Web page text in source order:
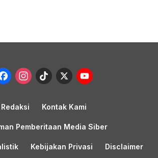
Facebook
Instagram
TikTok
X
Redaksi Kontak Kami
Pemberitaan Media Siber
Kebijakan Privasi Disclaimer